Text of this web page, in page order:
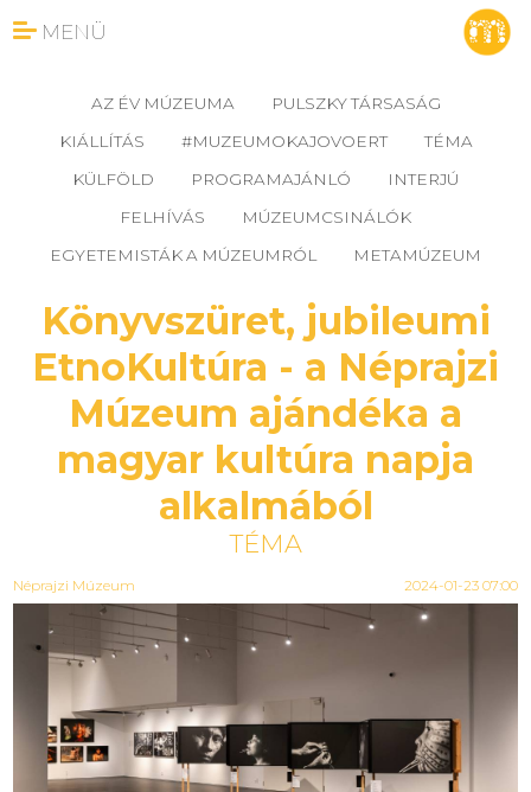
MENÜ
AZ ÉV MÚZEUMA
PULSZKY TÁRSASÁG
KIÁLLÍTÁS
#MUZEUMOKAJOVOERT
TÉMA
KÜLFÖLD
PROGRAMAJÁNLÓ
INTERJÚ
FELHÍVÁS
MÚZEUMCSINÁLÓK
EGYETEMISTÁK A MÚZEUMRÓL
METAMÚZEUM
Könyvszüret, jubileumi
EtnoKultúra - a Néprajzi
Múzeum ajándéka a
magyar kultúra napja
alkalmából
TÉMA
Néprajzi Múzeum 2024-01-23 07:00